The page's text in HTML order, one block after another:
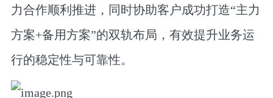
力合作顺利推进，同时协助客户成功打造“主力
方案+备用方案”的双轨布局，有效提升业务运
行的稳定性与可靠性。